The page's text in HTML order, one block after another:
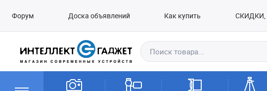
Форум Доска объявлений Как купить СКИДКИ,